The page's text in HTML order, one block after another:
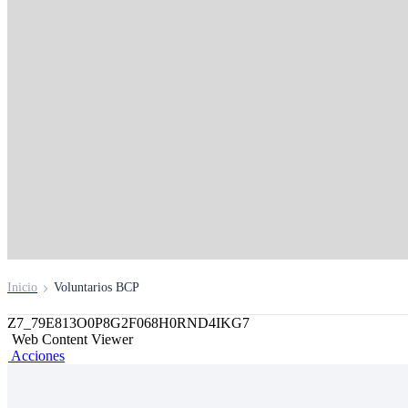
Inicio Voluntarios BCP
Z7_79E813O0P8G2F068H0RND4IKG7
Web Content Viewer
Acciones